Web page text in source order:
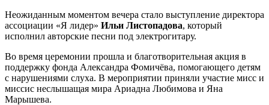
Неожиданным моментом вечера стало выступление директора
ассоциации «Я лидер» Ильи Листопадова, который
исполнил авторские песни под электрогитару.
Во время церемонии прошла и благотворительная акция в
поддержку фонда Александра Фомичёва, помогающего детям
с нарушениями слуха. В мероприятии приняли участие мисс и
миссис неслышащая мира Ариадна Любимова и Яна
Марышева.